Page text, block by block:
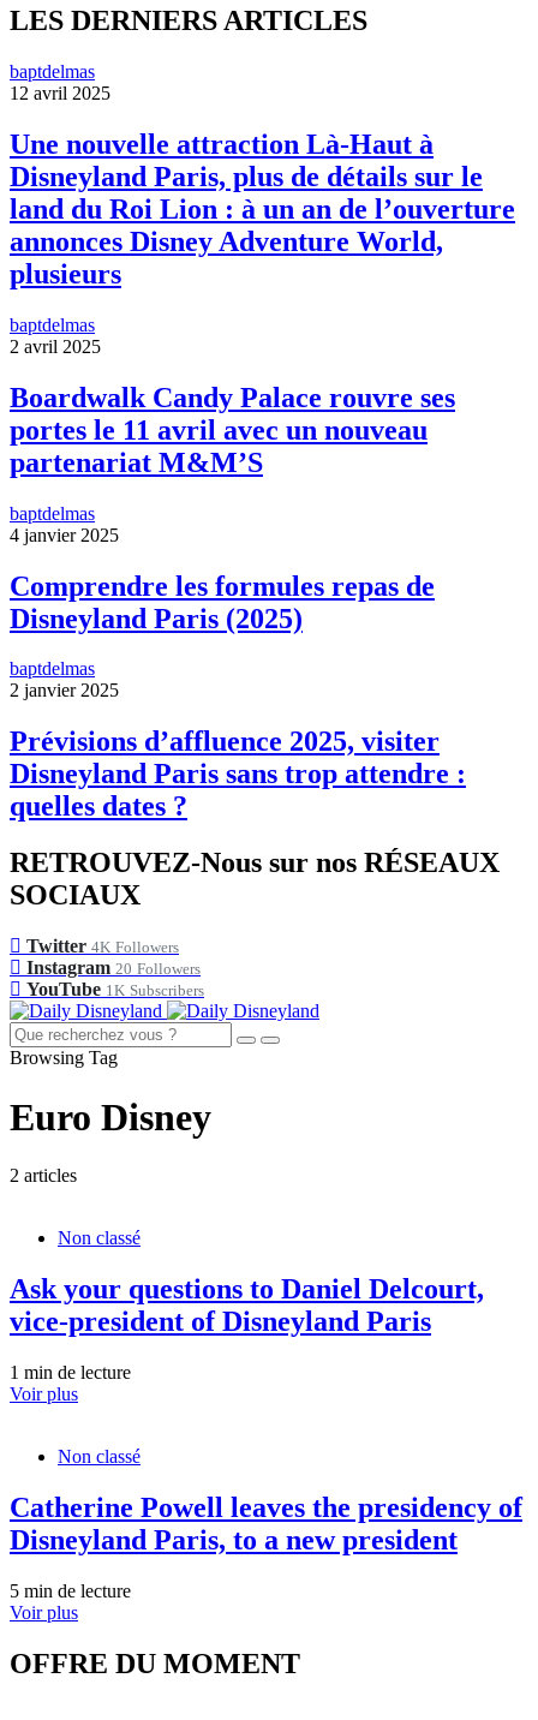
LES DERNIERS ARTICLES
baptdelmas
12 avril 2025
Une nouvelle attraction Là-Haut à
Disneyland Paris, plus de détails sur le
land du Roi Lion : à un an de l’ouverture
annonces Disney Adventure World,
plusieurs
baptdelmas
2 avril 2025
Boardwalk Candy Palace rouvre ses
portes le 11 avril avec un nouveau
partenariat M&M’S
baptdelmas
4 janvier 2025
Comprendre les formules repas de
Disneyland Paris (2025)
baptdelmas
2 janvier 2025
Prévisions d’affluence 2025, visiter
Disneyland Paris sans trop attendre :
quelles dates ?
RETROUVEZ-Nous sur nos RÉSEAUX
SOCIAUX
Twitter 4K Followers
Instagram 20 Followers
YouTube 1K Subscribers
Browsing Tag
Euro Disney
2 articles
Non classé
Ask your questions to Daniel Delcourt,
vice-president of Disneyland Paris
1 min de lecture
Voir plus
Non classé
Catherine Powell leaves the presidency of
Disneyland Paris, to a new president
5 min de lecture
Voir plus
OFFRE DU MOMENT